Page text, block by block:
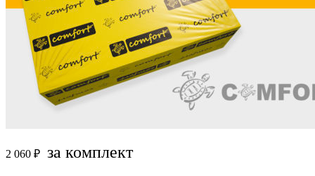
2 060 ₽ за комплект